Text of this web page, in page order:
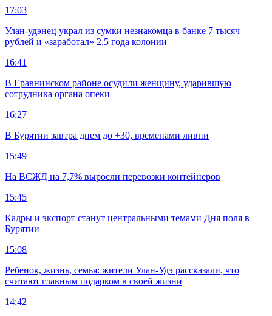
17:03
Улан-удэнец украл из сумки незнакомца в банке 7 тысяч
рублей и «заработал» 2,5 года колонии
16:41
В Еравнинском районе осудили женщину, ударившую
сотрудника органа опеки
16:27
В Бурятии завтра днем до +30, временами ливни
15:49
На ВСЖД на 7,7% выросли перевозки контейнеров
15:45
Кадры и экспорт станут центральными темами Дня поля в
Бурятии
15:08
Ребенок, жизнь, семья: жители Улан-Удэ рассказали, что
считают главным подарком в своей жизни
14:42